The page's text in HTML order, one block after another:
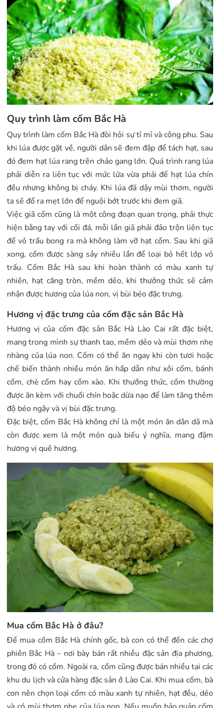
Quy trình làm cốm Bắc Hà
Quy trình làm cốm Bắc Hà đòi hỏi sự tỉ mỉ và công phu. Sau
khi lúa được gặt về, người dân sẽ đem đập để tách hạt, sau
đó đem hạt lúa rang trên chảo gang lớn. Quá trình rang lúa
phải diễn ra liên tục với mức lửa vừa phải để hạt lúa chín
đều nhưng không bị cháy. Khi lúa đã dậy mùi thơm, người
ta sẽ đổ ra mẹt lớn để nguội bớt trước khi đem giã.
Việc giã cốm cũng là một công đoạn quan trọng, phải thực
hiện bằng tay với cối đá, mỗi lần giã phải đảo trộn liên tục
để vỏ trấu bong ra mà không làm vỡ hạt cốm. Sau khi giã
xong, cốm được sàng sảy nhiều lần để loại bỏ hết lớp vỏ
trấu. Cốm Bắc Hà sau khi hoàn thành có màu xanh tự
nhiên, hạt căng tròn, mềm dẻo, khi thưởng thức sẽ cảm
nhận được hương của lúa non, vị bùi béo đặc trưng.
Hương vị đặc trưng của cốm đặc sản Bắc Hà
Hương vị của cốm đặc sản Bắc Hà Lào Cai rất đặc biệt,
mang trong mình sự thanh tao, mềm dẻo và mùi thơm nhẹ
nhàng của lúa non. Cốm có thể ăn ngay khi còn tươi hoặc
chế biến thành nhiều món ăn hấp dẫn như xôi cốm, bánh
cốm, chè cốm hay cốm xào. Khi thưởng thức, cốm thường
được ăn kèm với chuối chín hoặc dừa nạo để làm tăng thêm
độ béo ngậy và vị bùi đặc trưng.
Đặc biệt, cốm Bắc Hà không chỉ là một món ăn dân dã mà
còn được xem là một món quà biếu ý nghĩa, mang đậm
hương vị quê hương.
Mua cốm Bắc Hà ở đâu?
Để mua cốm Bắc Hà chính gốc, bà con có thể đến các chợ
phiên Bắc Hà – nơi bày bán rất nhiều đặc sản địa phương,
trong đó có cốm. Ngoài ra, cốm cũng được bán nhiều tại các
khu du lịch và cửa hàng đặc sản ở Lào Cai. Khi mua cốm, bà
con nên chọn loại cốm có màu xanh tự nhiên, hạt đều, dẻo